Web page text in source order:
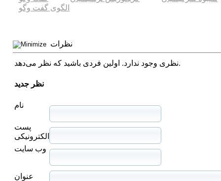
الگوی گفت وگو
نظرات
نظری وجود ندارد. اولین فردی باشید که نظر می‌دهد.
نظر جدید
نام
پست
الکترونیکی
وب سایت
عنوان